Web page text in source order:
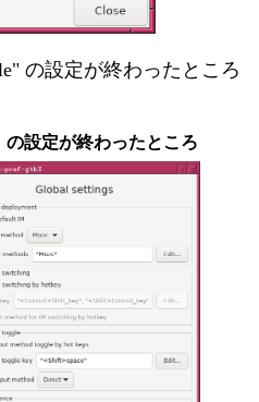
の設定が終わったところ
設定が終わったところ